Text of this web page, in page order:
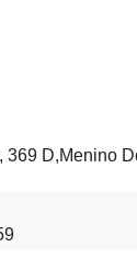
369 D,Menino